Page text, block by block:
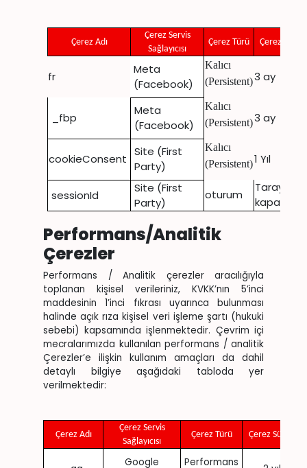
Çerez Adı
Çerez Servis
Sağlayıcısı
Çerez Türü Çerez Süresi
fr
Meta
(Facebook)
Kalıcı
(Persistent)3 ay
_fbp
Meta
(Facebook)
Kalıcı
(Persistent)3 ay
cookieConsent
Site (First
Party)
Kalıcı
(Persistent)1 Yıl
sessionId
Site (First
Party)
oturum
Tarayıcı
Performans/Analitik
Çerezler
Performans / Analitik çerezler aracılığıyla
toplanan kişisel verileriniz, KVKK’nın 5’inci
maddesinin 1’inci fıkrası uyarınca bulunması
halinde açık rıza kişisel veri işleme şartı (hukuki
sebebi) kapsamında işlenmektedir. Çevrim içi
mecralarımızda kullanılan performans / analitik
Çerezler’e ilişkin kullanım amaçları da dahil
detaylı bilgiye aşağıdaki tabloda yer
verilmektedir:
Çerez Adı
Çerez Servis
Sağlayıcısı
Çerez Türü Çerez Süresi
Google Performans